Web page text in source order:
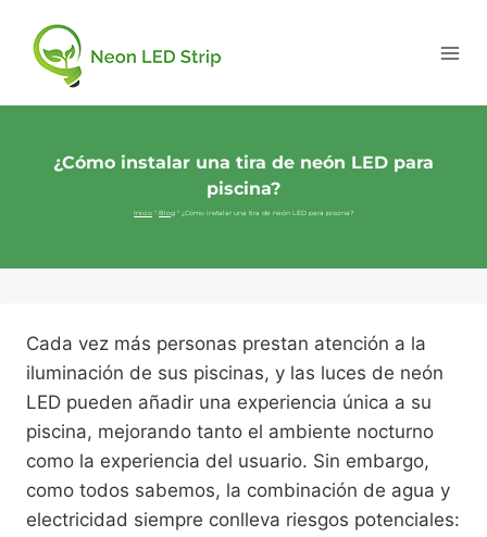
¿Cómo instalar una tira de neón LED para
piscina?
Inicio " Blog " ¿Cómo instalar una tira de neón LED para piscina?
Cada vez más personas prestan atención a la
iluminación de sus piscinas, y las luces de neón
LED pueden añadir una experiencia única a su
piscina, mejorando tanto el ambiente nocturno
como la experiencia del usuario. Sin embargo,
como todos sabemos, la combinación de agua y
electricidad siempre conlleva riesgos potenciales: